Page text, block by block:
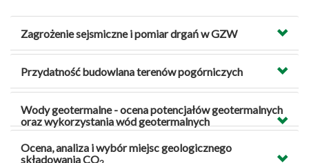
Zagrożenie sejsmiczne i pomiar drgań w GZW
Przydatność budowlana terenów pogórniczych
Wody geotermalne - ocena potencjałów geotermalnych
oraz wykorzystania wód geotermalnych
Ocena, analiza i wybór miejsc geologicznego
składowania CO